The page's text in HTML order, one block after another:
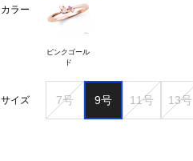
カラー
ピンクゴール
サイズ 7号 9号 11号 13号